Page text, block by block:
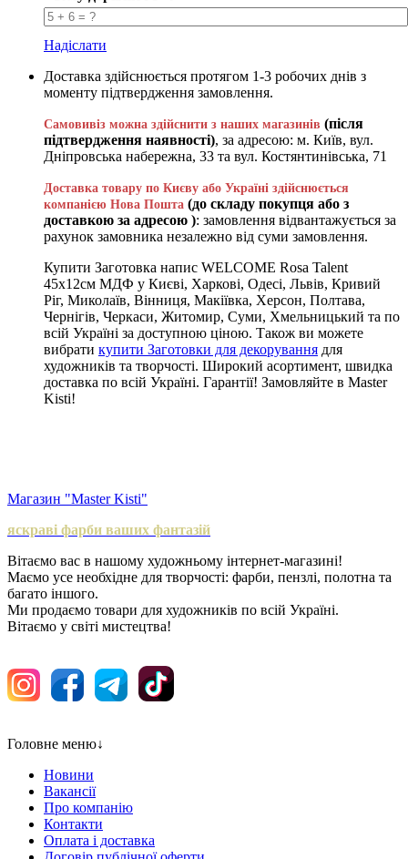
Надіслати
Доставка здійснюється протягом 1-3 робочих днів з
моменту підтвердження замовлення.
Самовивіз можна здійснити з наших магазинів (після
підтвердження наявності), за адресою: м. Київ, вул.
Дніпровська набережна, 33 та вул. Костянтинівська, 71
Доставка товару по Києву або Україні здійснюється
компанією Нова Пошта (до складу покупця або з
доставкою за адресою ): замовлення відвантажується за
рахунок замовника незалежно від суми замовлення.
Купити Заготовка напис WELCOME Rosa Talent
45х12см МДФ у Києві, Харкові, Одесі, Львів, Кривий
Ріг, Миколаїв, Вінниця, Макіївка, Херсон, Полтава,
Чернігів, Черкаси, Житомир, Суми, Хмельницький та по
всій Україні за доступною ціною. Також ви можете
вибрати купити Заготовки для декорування для
художників та творчості. Широкий асортимент, швидка
доставка по всій Україні. Гарантії! Замовляйте в Master
Kisti!
Магазин "Master Kisti"
яскраві фарби ваших фантазій
Вітаємо вас в нашому художньому інтернет-магазині!
Маємо усе необхідне для творчості: фарби, пензлі, полотна та
багато іншого.
Ми продаємо товари для художників по всій Україні.
Вітаємо у світі мистецтва!
Головне меню↓
Новини
Вакансії
Про компанію
Контакти
Оплата і доставка